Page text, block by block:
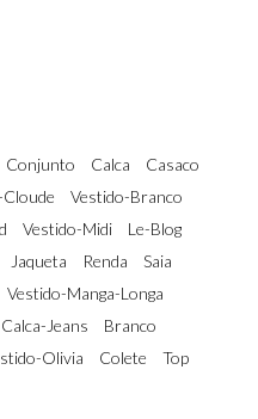
Conjunto Calca
Casaco
Vestido-Branco
Vestido-Midi
Le-Blog
Jaqueta Renda
Saia
Vestido-Manga-Longa
Calca-Jeans
Branco
Olivia Colete
Top